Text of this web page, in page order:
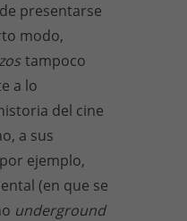
presentarse
modo,
tampoco
a lo
del cine
a sus
ejemplo,
(en que se
underground